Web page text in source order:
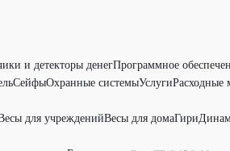
и детекторы денегПрограммное
СейфыОхранные системыУслугиРасходные
для учрежденийВесы для домаГири